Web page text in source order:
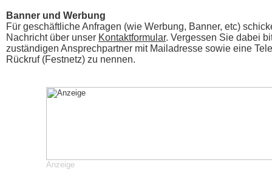
Banner und Werbung
Für geschäftliche Anfragen (wie Werbung, Banner, etc)
Nachricht über unser Kontaktformular. Vergessen Sie dabei
zuständigen Ansprechpartner mit Mailadresse sowie eine
Rückruf (Festnetz) zu nennen.
Anzeige